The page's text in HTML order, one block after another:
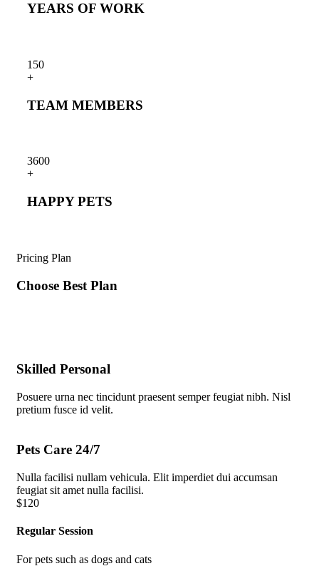
YEARS OF WORK
150
+
TEAM MEMBERS
3600
+
HAPPY PETS
Pricing Plan
Choose Best Plan
Skilled Personal
Posuere urna nec tincidunt praesent semper feugiat nibh. Nisl
pretium fusce id velit.
Pets Care 24/7
Nulla facilisi nullam vehicula. Elit imperdiet dui accumsan
feugiat sit amet nulla facilisi.
$120
Regular Session
For pets such as dogs and cats